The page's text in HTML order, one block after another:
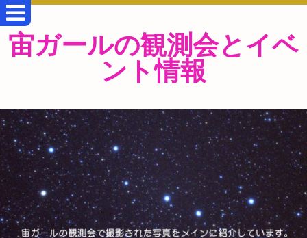
宙ガールの観測会とイベ
ント情報